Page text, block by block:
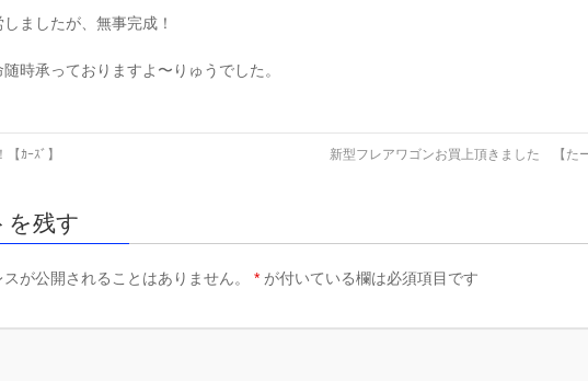
ましたが、無事完成！
時承っておりますよ〜りゅうでした。
ｶｰｽﾞ】 新型フレアワゴンお買上頂きました 【た
を残す
スが公開されることはありません。 * が付いている欄は必須項目です